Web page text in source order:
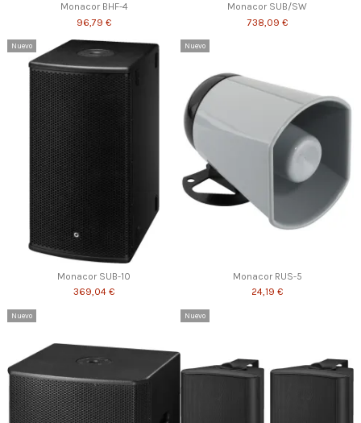
Monacor BHF-4
96,79 €
Monacor SUB/SW
738,09 €
Nuevo
Monacor SUB-10
369,04 €
Nuevo
Monacor RUS-5
24,19 €
Nuevo Nuevo